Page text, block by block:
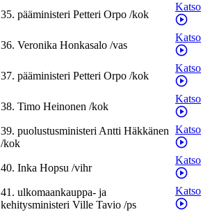
35. pääministeri Petteri Orpo /kok
Katso
36. Veronika Honkasalo /vas
Katso
37. pääministeri Petteri Orpo /kok
Katso
38. Timo Heinonen /kok
Katso
39. puolustusministeriAntti Häkkänen
/kok
Katso
40. Inka Hopsu /vihr
Katso
41. ulkomaankauppa- ja
kehitysministeri Ville Tavio /ps
Katso